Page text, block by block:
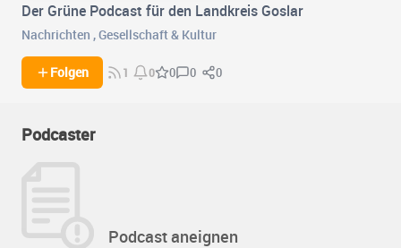
Der Grüne Podcast für den Landkreis Goslar
Nachrichten ,Gesellschaft & Kultur
Folgen 1 0 0 0 0
Podcaster
Podcast aneignen